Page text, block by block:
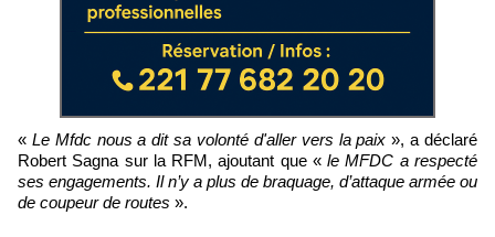
« Le Mfdc nous a dit sa volonté d'aller vers la paix», a déclaré
Robert Sagna sur la RFM, ajoutant que «le MFDC a respecté
ses engagements. Il n’y a plus de braquage, d’attaque armée ou
de coupeur de routes ».